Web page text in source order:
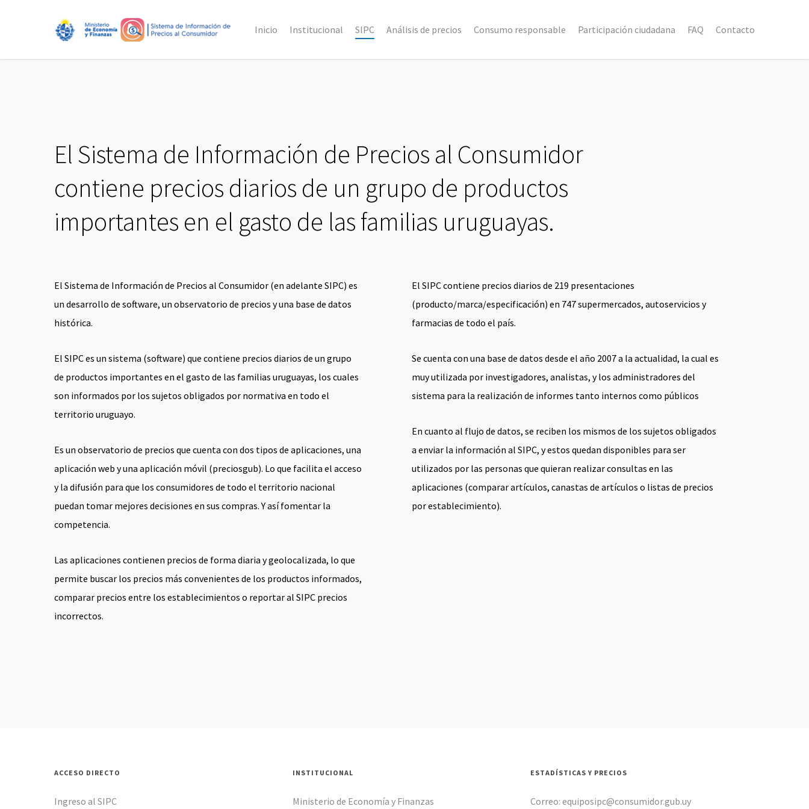
Inicio Institucional SIPC Análisis de precios Consumo responsable Participación ciudadana FAQ Contacto
El Sistema de Información de Precios al Consumidor
contiene precios diarios de un grupo de productos
importantes en el gasto de las familias uruguayas.
El Sistema de Información de Precios al Consumidor (en adelante SIPC) es
un desarrollo de software, un observatorio de precios y una base de datos
histórica.
El SIPC es un sistema (software) que contiene precios diarios de un grupo
de productos importantes en el gasto de las familias uruguayas, los cuales
son informados por los sujetos obligados por normativa en todo el
territorio uruguayo.
Es un observatorio de precios que cuenta con dos tipos de aplicaciones, una
aplicación web y una aplicación móvil (preciosgub). Lo que facilita el acceso
y la difusión para que los consumidores de todo el territorio nacional
puedan tomar mejores decisiones en sus compras. Y así fomentar la
competencia.
Las aplicaciones contienen precios de forma diaria y geolocalizada, lo que
permite buscar los precios más convenientes de los productos informados,
comparar precios entre los establecimientos o reportar al SIPC precios
incorrectos.
El SIPC contiene precios diarios de 219 presentaciones
(producto/marca/especificación) en 747 supermercados, autoservicios y
farmacias de todo el país.
Se cuenta con una base de datos desde el año 2007 a la actualidad, la cual es
muy utilizada por investigadores, analistas, y los administradores del
sistema para la realización de informes tanto internos como públicos
En cuanto al flujo de datos, se reciben los mismos de los sujetos obligados
a enviar la información al SIPC, y estos quedan disponibles para ser
utilizados por las personas que quieran realizar consultas en las
aplicaciones (comparar artículos, canastas de artículos o listas de precios
por establecimiento).
ACCESO DIRECTO
Ingreso al SIPC
INSTITUCIONAL
Ministerio de Economía y Finanzas
ESTADÍSTICAS Y PRECIOS
Correo: equiposipc@consumidor.gub.uy